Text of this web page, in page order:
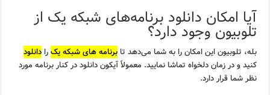
آیا امکان دانلود برنامه‌های شبکه یک از
تلوبیون وجود دارد؟
بله، تلوبیون این امکان را به شما می‌دهد تابرنامه های شبکه یکرادانلود
کنید و در زمان دلخواه تماشا نمایید. معمولاً آیکون دانلود در کنار برنامه مورد
نظر شما قرار دارد.